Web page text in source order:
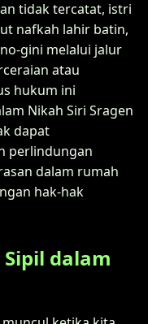
tidak tercatat, istri
nafkah lahir batin,
gini melalui jalur
atau
hukum ini
Nikah Siri Sragen
dapat
perlindungan
dalam rumah
hak-hak
dalam